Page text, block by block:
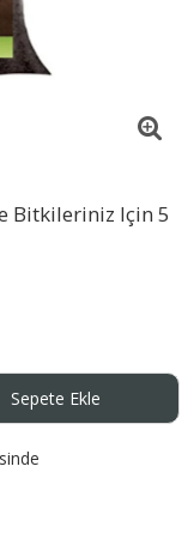
Bitkileriniz Için 5
Sepete Ekle